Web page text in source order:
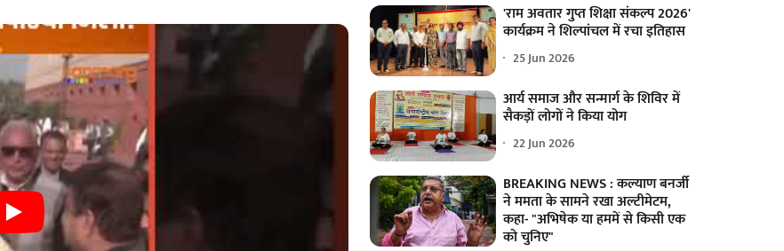
'राम अवतार गुप्त शिक्षा संकल्प 2026'
कार्यक्रम ने शिल्पांचल में रचा इतिहास
25 Jun 2026
आर्य समाज और सन्मार्ग के शिविर में
सैकड़ों लोगों ने किया योग
22 Jun 2026
BREAKING NEWS : कल्याण बनर्जी
ने ममता के सामने रखा अल्टीमेटम,
कहा- "अभिषेक या हममें से किसी एक
को चुनिए"